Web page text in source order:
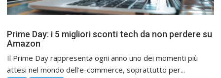
Prime Day: i 5 migliori sconti tech da non perdere su
Amazon
Il Prime Day rappresenta ogni anno uno dei momenti più
attesi nel mondo dell’e-commerce, soprattutto per...